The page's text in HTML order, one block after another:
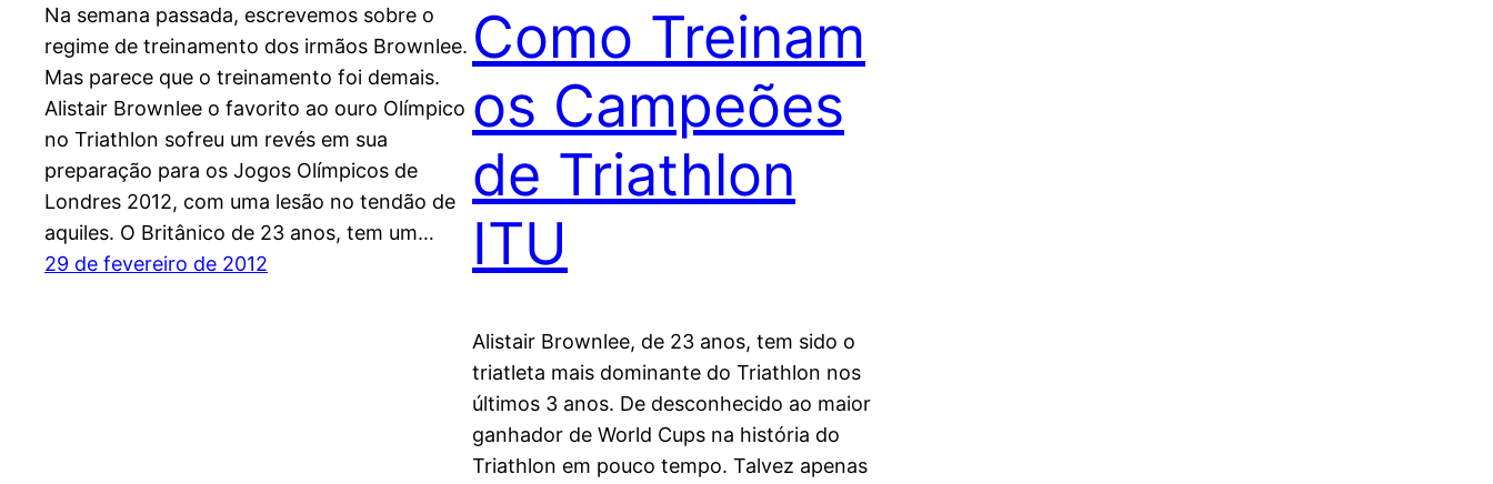
Na semana passada, escrevemos sobre o
regime de treinamento dos irmãos Brownlee.
Mas parece que o treinamento foi demais.
Alistair Brownlee o favorito ao ouro Olímpico
no Triathlon sofreu um revés em sua
preparação para os Jogos Olímpicos de
Londres 2012, com uma lesão no tendão de
aquiles. O Britânico de 23 anos, tem um…
29 de fevereiro de 2012
Como Treinam
os Campeões
de Triathlon
ITU
Alistair Brownlee, de 23 anos, tem sido o
triatleta mais dominante do Triathlon nos
últimos 3 anos. De desconhecido ao maior
ganhador de World Cups na história do
Triathlon em pouco tempo. Talvez apenas